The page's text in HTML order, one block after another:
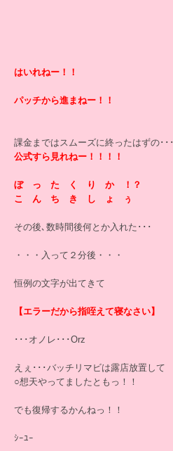
はいれねー！！
パッチから進まねー！！
課金まではスムーズに終ったはずの･･･
公式すら見れねー！！！！
ぼ っ た く り か ！？
こ ん ち き し ょ ぅ
その後､数時間後何とか入れた･･･
・・・入って２分後・・・
恒例の文字が出てきて
【エラーだから指咥えて寝なさい】
･･･オノレ･･･Orz
えぇ･･･バッチリマビは露店放置して
○想天やってましたともっ！！
でも復帰するかんねっ！！
ｼｰﾕｰ